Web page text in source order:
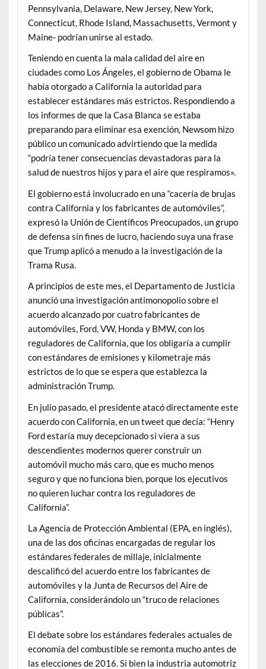
Pennsylvania, Delaware, New Jersey, New York,
Connecticut, Rhode Island, Massachusetts, Vermont y
Maine- podrían unirse al estado.
Teniendo en cuenta la mala calidad del aire en
ciudades como Los Ángeles, el gobierno de Obama le
había otorgado a California la autoridad para
establecer estándares más estrictos. Respondiendo a
los informes de que la Casa Blanca se estaba
preparando para eliminar esa exención, Newsom hizo
público un comunicado advirtiendo que la medida
“podría tener consecuencias devastadoras para la
salud de nuestros hijos y para el aire que respiramos».
El gobierno está involucrado en una “cacería de brujas
contra California y los fabricantes de automóviles”,
expresó la Unión de Científicos Preocupados, un grupo
de defensa sin fines de lucro, haciendo suya una frase
que Trump aplicó a menudo a la investigación de la
Trama Rusa.
A principios de este mes, el Departamento de Justicia
anunció una investigación antimonopolio sobre el
acuerdo alcanzado por cuatro fabricantes de
automóviles, Ford, VW, Honda y BMW, con los
reguladores de California, que los obligaría a cumplir
con estándares de emisiones y kilometraje más
estrictos de lo que se espera que establezca la
administración Trump.
En julio pasado, el presidente atacó directamente este
acuerdo con California, en un tweet que decía: “Henry
Ford estaría muy decepcionado si viera a sus
descendientes modernos querer construir un
automóvil mucho más caro, que es mucho menos
seguro y que no funciona bien, porque los ejecutivos
no quieren luchar contra los reguladores de
California”.
La Agencia de Protección Ambiental (EPA, en inglés),
una de las dos oficinas encargadas de regular los
estándares federales de millaje, inicialmente
descalificó del acuerdo entre los fabricantes de
automóviles y la Junta de Recursos del Aire de
California, considerándolo un “truco de relaciones
públicas”.
El debate sobre los estándares federales actuales de
economía del combustible se remonta mucho antes de
las elecciones de 2016. Si bien la industria automotriz